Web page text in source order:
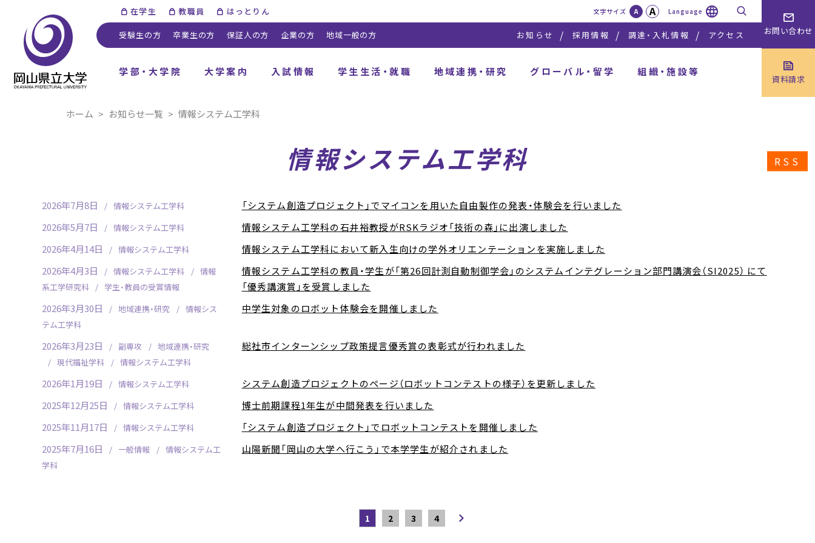
お問い合わせ
資料請求
学部・大学院 大学案内 入試情報 学生生活・就職 地域連携・研究 グローバル・留学 組織・施設等
お知らせ 採用情報 調達・入札情報 アクセス
受験生の方 卒業生の方 保証人の方 企業の方 地域一般の方
文字サイズ A A Language
在学生 教職員 はっとりん
ホーム お知らせ一覧 情報システム工学科
情報システム工学科 RSS
2026年7月8日 情報システム工学科
「システム創造プロジェクト」でマイコンを用いた自由製作の発表・体験会を行いました
2026年5月7日
情報システム工学科
情報システム工学科の石井裕教授がRSKラジオ「技術の森」に出演しました
2026年4月14日
情報システム工学科
情報システム工学科において新入生向けの学外オリエンテーションを実施しました
2026年4月3日
情報システム工学科
情報
系工学研究科
学生・教員の受賞情報
情報システム工学科の教員・学生が「第26回計測自動制御学会」のシステムインテグレーション部門講演会（SI2025） にて
「優秀講演賞」を受賞しました
2026年3月30日
地域連携・研究
情報シス
テム工学科
中学生対象のロボット体験会を開催しました
2026年3月23日 副専攻
地域連携・研究
現代福祉学科
情報システム工学科
総社市インターンシップ政策提言優秀賞の表彰式が行われました
2026年1月19日 情報システム工学科
システム創造プロジェクトのページ（ロボットコンテストの様子）を更新しました
2025年12月25日
情報システム工学科
博士前期課程1年生が中間発表を行いました
2025年11月17日
情報システム工学科
「システム創造プロジェクト」でロボットコンテストを開催しました
2025年7月16日
一般情報
情報システム工
学科
山陽新聞「岡山の大学へ行こう」で本学学生が紹介されました
1 2 3 4